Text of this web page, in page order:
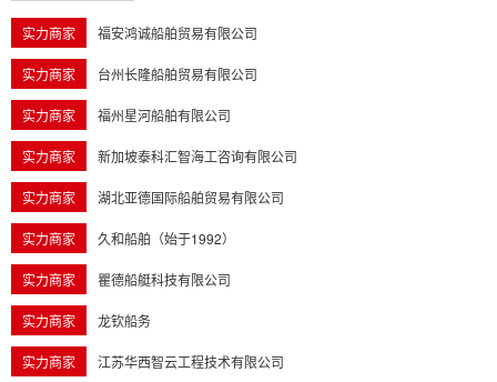
实力商家 福安鸿诚船舶贸易有限公司
实力商家 台州长隆船舶贸易有限公司
实力商家 福州星河船舶有限公司
实力商家 新加坡泰科汇智海工咨询有限公司
实力商家 湖北亚德国际船舶贸易有限公司
实力商家 久和船舶（始于1992）
实力商家 瞿德船艇科技有限公司
实力商家 龙钦船务
实力商家 江苏华西智云工程技术有限公司